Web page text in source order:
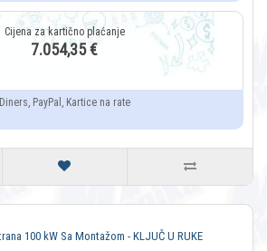
7.054,35 €
Diners, PayPal, Kartice na rate